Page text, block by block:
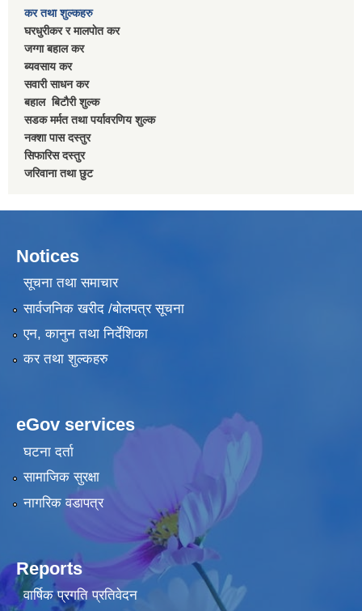
कर तथा शुल्कहरु
घरधुरीकर र मालपाेत कर
जग्गा बहाल कर
ब्यवसाय कर
सवारी साधन कर
बहाल बिटाैरी शुल्क
सडक मर्मत तथा पर्यावरणिय शुल्क
नक्शा पास दस्तुर
सिफारिस दस्तुर
जरिवाना तथा छुट
Notices
सूचना तथा समाचार
सार्वजनिक खरीद /बोलपत्र सूचना
एन, कानुन तथा निर्देशिका
कर तथा शुल्कहरु
eGov services
घटना दर्ता
सामाजिक सुरक्षा
नागरिक वडापत्र
Reports
वार्षिक प्रगति प्रतिवेदन